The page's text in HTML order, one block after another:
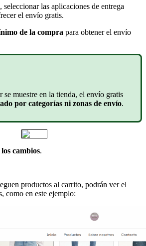
, seleccionar las aplicaciones de entrega
el envío gratis.
de la compra para obtener el envío
se muestre en la tienda, el envío gratis
por categorías ni zonas de envío.
cambios.
productos al carrito, podrán ver el
como en este ejemplo: